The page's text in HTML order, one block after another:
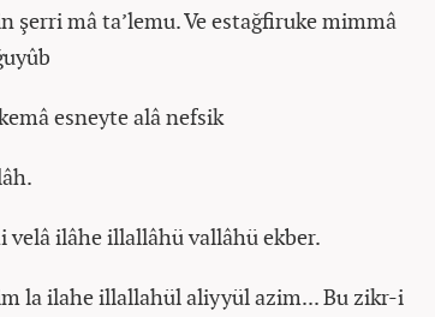
şerri mâ ta’lemu. Ve estağfiruke mimmâ
esneyte alâ nefsik
ilâhe illallâhü vallâhü ekber.
la ilahe illallahül aliyyül azim... Bu zikr-i